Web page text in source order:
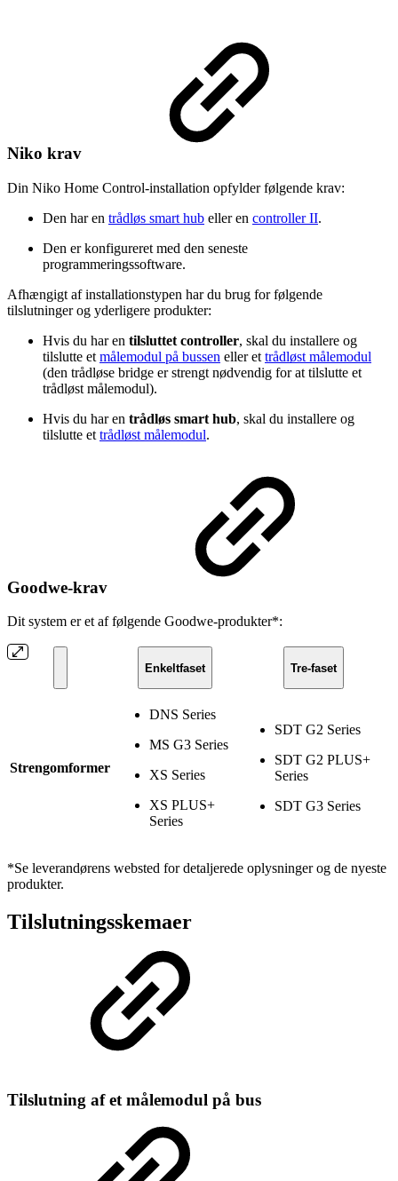
Niko krav
Din Niko Home Control-installation opfylder følgende krav:
Den har en trådløs smart hub eller en controller II.
Den er konfigureret med den seneste
programmeringssoftware.
Afhængigt af installationstypen har du brug for følgende
tilslutninger og yderligere produkter:
Hvis du har en tilsluttet controller, skal du installere og
tilslutte et målemodul på bussen eller et trådløst målemodul
(den trådløse bridge er strengt nødvendig for at tilslutte et
trådløst målemodul).
Hvis du har en trådløs smart hub, skal du installere og
tilslutte et trådløst målemodul.
Goodwe-krav
Dit system er et af følgende Goodwe-produkter*:
Enkeltfaset Tre-faset
Strengomformer
DNS Series
MS G3 Series
XS Series
XS PLUS+
Series
SDT G2 Series
SDT G2 PLUS+
Series
SDT G3 Series
*Se leverandørens websted for detaljerede oplysninger og de nyeste
produkter.
Tilslutningsskemaer
Tilslutning af et målemodul på bus